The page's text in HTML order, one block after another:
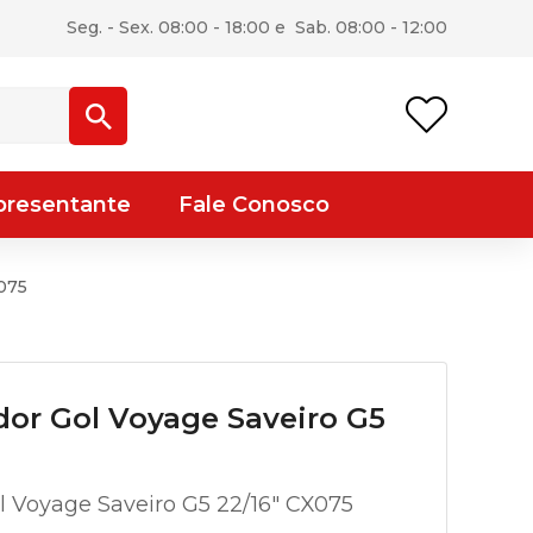
Seg. - Sex. 08:00 - 18:00 e Sab. 08:00 - 12:00
Fale Conosco
Gol Voyage Saveiro G5
Saveiro G5 22/16″ CX075